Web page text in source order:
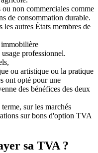
non commerciales comme
de consommation durable.
autres États membres de
professionnel.
ou artistique ou la pratique
ont opté pour une
des bénéfices des deux
sur les marchés
sur bons d'option TVA
sa TVA ?